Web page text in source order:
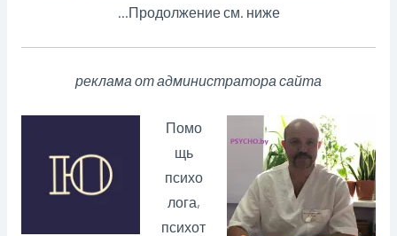
…Продолжение см. ниже
реклама от администратора сайта
Помо
щь
психо
лога,
психот